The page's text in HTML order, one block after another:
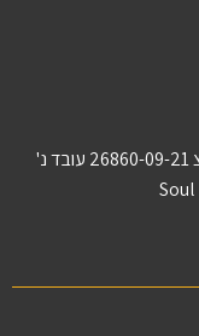
בקשה לאישור הסדר פשרה בתובענה ייצוגית ת"צ 26860-09-21 עובד נ'